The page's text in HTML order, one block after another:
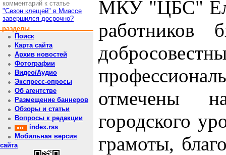
комментарий к статье
"Сезон клещей" в Миассе
завершился досрочно?
разделы
Поиск
Карта сайта
Архив новостей
Фотографии
Видео/Аудио
Экспресс-опросы
Об агентстве
Размещение баннеров
Обзоры и статьи
Вопросы к редакции
index.rss
Мобильная версия
сайта
МКУ "ЦБС"
работников
отмечены
городского
грамоты,